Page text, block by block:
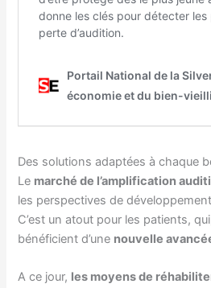
Des solutions adaptées à chaque
Le marché de l’amplification
les perspectives de
C’est un atout pour les patients,
bénéficient d’une nouvelle
A ce jour, les moyens de